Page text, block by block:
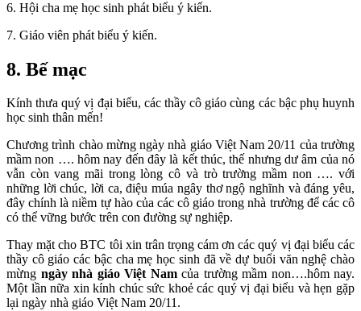
6. Hội cha mẹ học sinh phát biểu ý kiến.
7. Giáo viên phát biểu ý kiến.
8. Bế mạc
Kính thưa quý vị đại biểu, các thầy cô giáo cùng các bậc phụ huynh
học sinh thân mến!
Chương trình chào mừng ngày nhà giáo Việt Nam 20/11 của trường
mầm non …. hôm nay đến đây là kết thúc, thế nhưng dư âm của nó
vẫn còn vang mãi trong lòng cô và trò trường mầm non …. với
những lời chúc, lời ca, điệu múa ngây thơ ngộ nghĩnh và đáng yêu,
đây chính là niềm tự hào của các cô giáo trong nhà trường để các cô
có thể vững bước trên con đường sự nghiệp.
Thay mặt cho BTC tôi xin trân trọng cám ơn các quý vị đại biểu các
thầy cô giáo các bậc cha mẹ học sinh đã về dự buổi văn nghệ chào
mừng ngày nhà giáo Việt Namcủa trường mầm non….hôm nay.
Một lần nữa xin kính chúc sức khoẻ các quý vị đại biểu và hẹn gặp
lại ngày nhà giáo Việt Nam 20/11.